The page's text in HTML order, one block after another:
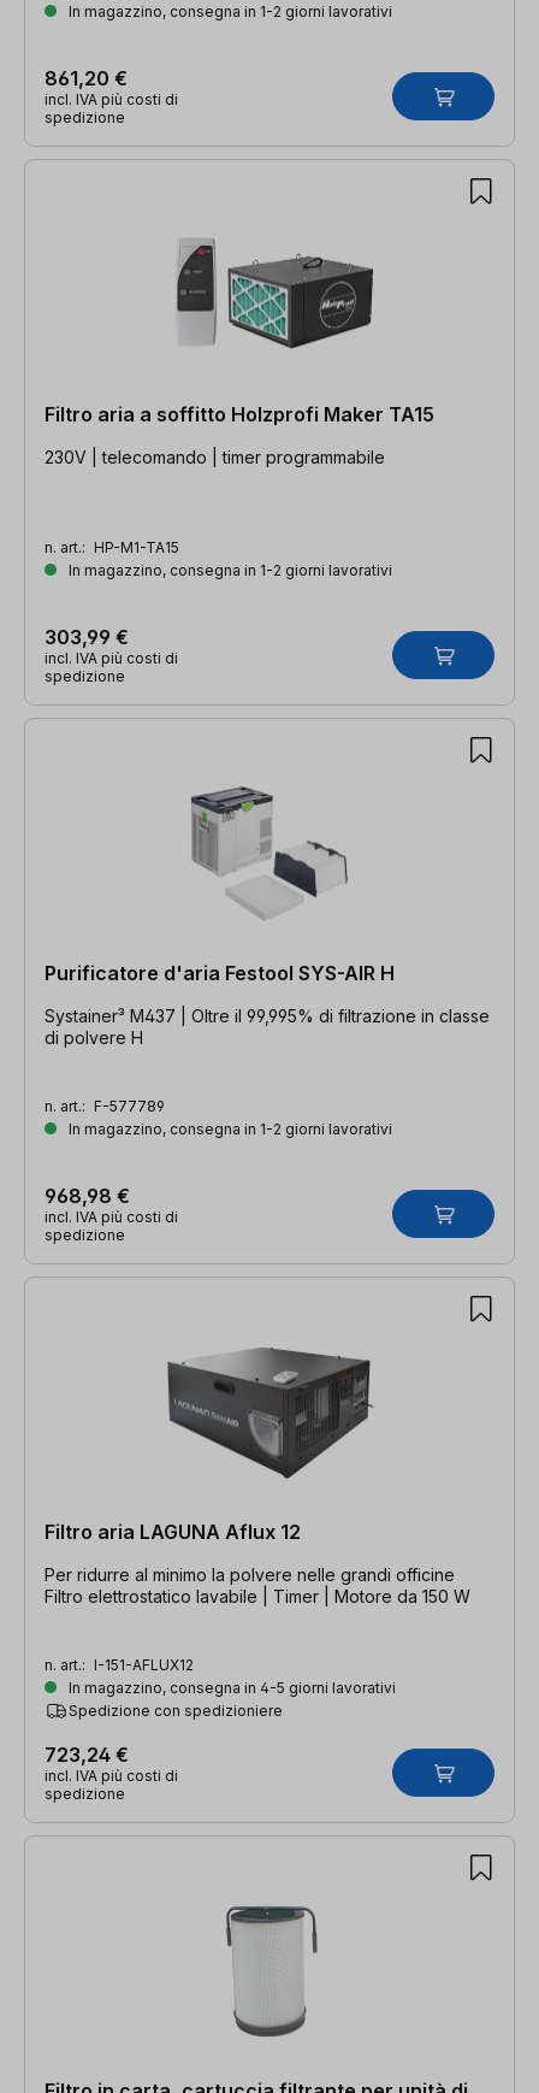
In magazzino, consegna in 1-2 giorni lavorativi
861,20 €
incl. IVA più costi di
spedizione
Filtro aria a soffitto Holzprofi Maker TA15
230V | telecomando | timer programmabile
n. art.: HP-M1-TA15
In magazzino, consegna in 1-2 giorni lavorativi
303,99 €
incl. IVA più costi di
spedizione
Purificatore d'aria Festool SYS-AIR H
Systainer³ M437 | Oltre il 99,995% di filtrazione in classe
di polvere H
n. art.: F-577789
In magazzino, consegna in 1-2 giorni lavorativi
968,98 €
incl. IVA più costi di
spedizione
Filtro aria LAGUNA Aflux 12
Per ridurre al minimo la polvere nelle grandi officine
Filtro elettrostatico lavabile | Timer | Motore da 150 W
n. art.: I-151-AFLUX12
In magazzino, consegna in 4-5 giorni lavorativi
Spedizione con spedizioniere
723,24 €
incl. IVA più costi di
spedizione